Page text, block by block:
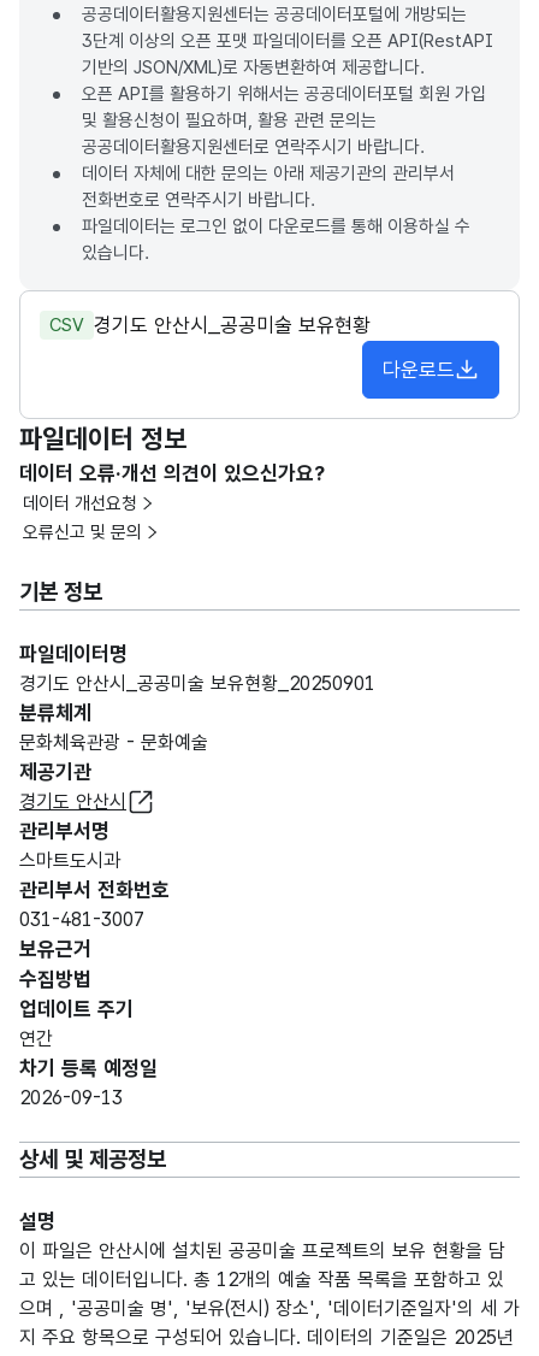
공공데이터활용지원센터는 공공데이터포털에 개방되는
3단계 이상의 오픈 포맷 파일데이터를 오픈 API(RestAPI
기반의 JSON/XML)로 자동변환하여 제공합니다.
오픈 API를 활용하기 위해서는 공공데이터포털 회원 가입
및 활용신청이 필요하며, 활용 관련 문의는
공공데이터활용지원센터로 연락주시기 바랍니다.
데이터 자체에 대한 문의는 아래 제공기관의 관리부서
전화번호로 연락주시기 바랍니다.
파일데이터는 로그인 없이 다운로드를 통해 이용하실 수
있습니다.
CSV 경기도 안산시_공공미술 보유현황
다운로드
파일데이터 정보
데이터 오류·개선 의견이 있으신가요?
데이터 개선요청
오류신고 및 문의
기본 정보
파일데이터명
경기도 안산시_공공미술 보유현황_20250901
분류체계
문화체육관광 - 문화예술
제공기관
경기도 안산시
관리부서명
스마트도시과
관리부서 전화번호
031-481-3007
보유근거
수집방법
업데이트 주기
연간
차기 등록 예정일
2026-09-13
상세 및 제공정보
설명
이 파일은 안산시에 설치된 공공미술 프로젝트의 보유 현황을 담
고 있는 데이터입니다. 총 12개의 예술 작품 목록을 포함하고 있
으며 , '공공미술 명', '보유(전시) 장소', '데이터기준일자'의 세 가
지 주요 항목으로 구성되어 있습니다. 데이터의 기준일은 2025년